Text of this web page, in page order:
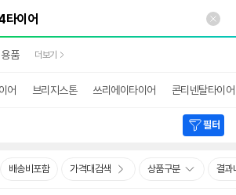
품 더보기
어 브리지스톤 쓰리에이타이어 콘티넨탈타이어
필터
배송비포함 가격대검색 상품구분 결과